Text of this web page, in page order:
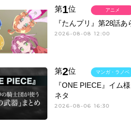
第1位
『たんプリ』第28話
2026-08-08 12:00
アニメ
第2位
『ONE PIECE』イム
ネタ
2026-08-06 16:30
マンガ・ラノベ